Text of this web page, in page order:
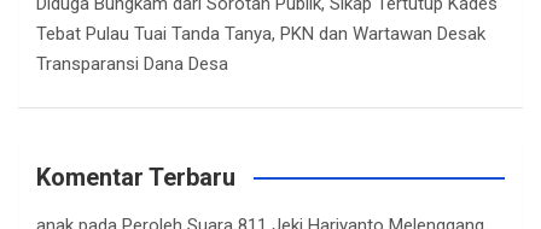
Tebat Pulau Tuai Tanda Tanya, PKN dan Wartawan Desak
Transparansi Dana Desa
Komentar Terbaru